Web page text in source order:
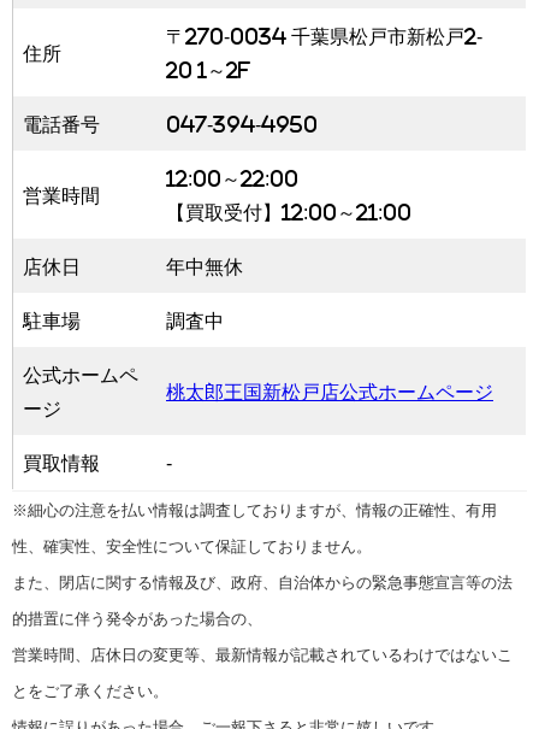
住所
〒270-0034 千葉県松戸市新松戸2-
20 1～2F
電話番号 047-394-4950
営業時間
12:00～22:00
【買取受付】12:00～21:00
店休日 年中無休
駐車場 調査中
公式ホームペ
ージ
桃太郎王国新松戸店公式ホームページ
買取情報 -
※細心の注意を払い情報は調査しておりますが、情報の正確性、有用
性、確実性、安全性について保証しておりません。
また、閉店に関する情報及び、政府、自治体からの緊急事態宣言等の法
的措置に伴う発令があった場合の、
営業時間、店休日の変更等、最新情報が記載されているわけではないこ
とをご了承ください。